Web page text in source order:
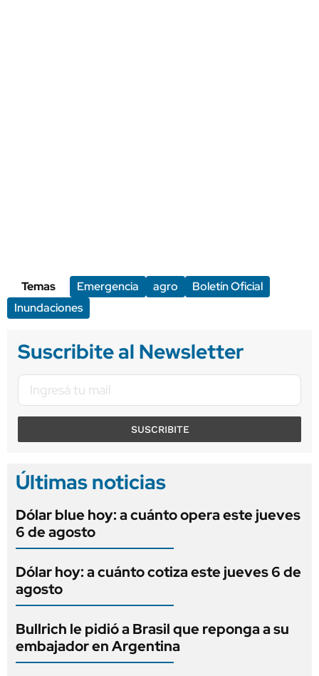
Temas Emergencia agro
Boletín Oficial
Inundaciones
Suscribite al Newsletter
SUSCRIBITE
Últimas noticias
Dólar blue hoy: a cuánto opera este jueves
6 de agosto
Dólar hoy: a cuánto cotiza este jueves 6 de
agosto
Bullrich le pidió a Brasil que reponga a su
embajador en Argentina